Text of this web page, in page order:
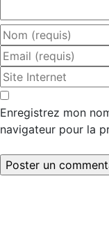
Enregistrez mon
navigateur pour la